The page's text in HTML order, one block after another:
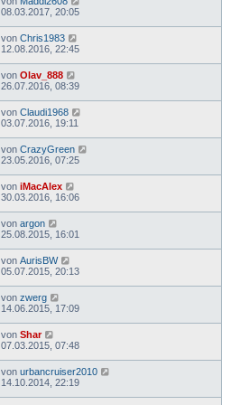
08.03.2017, 20:05
von Chris1983
12.08.2016, 22:45
von Olav_888
26.07.2016, 08:39
von Claudi1968
03.07.2016, 19:11
von CrazyGreen
23.05.2016, 07:25
von iMacAlex
30.03.2016, 16:06
von argon
25.08.2015, 16:01
von AurisBW
05.07.2015, 20:13
von zwerg
14.06.2015, 17:09
von Shar
07.03.2015, 07:48
von urbancruiser2010
14.10.2014, 22:19